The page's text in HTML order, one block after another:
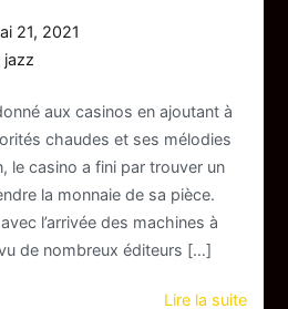
21, 2021
jazz
aux casinos en ajoutant à
chaudes et ses mélodies
le casino a fini par trouver un
la monnaie de sa pièce.
l’arrivée des machines à
de nombreux éditeurs […]
Lire la suite